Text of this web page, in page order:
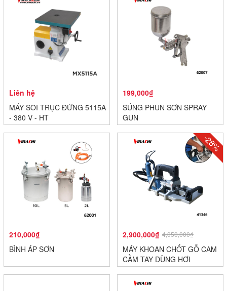
Liên hệ
MÁY SOI TRỤC ĐỨNG 5115A
- 380 V - HT
199,000₫
SÚNG PHUN SƠN SPRAY
GUN
210,000₫
BÌNH ÁP SƠN
-28%
2,900,000₫ 4,050,000₫
MÁY KHOAN CHỐT GỖ CAM
CẦM TAY DÙNG HƠI